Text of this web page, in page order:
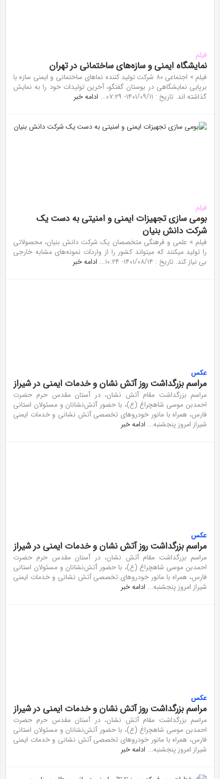
فیلم
نمایشگاه ایمنی و سازه‌های ساختمانی در تهران
فیلم » اجتماعی ۸۰ شرکت تولید کننده نما‌های ساختمانی و ایمنی سازه با
برپایی نمایشگاهی در بوستان گفتگو، آخرین تولیدات خود را به نمایش
گذاشته اند. تاریخ : ۱۴۰۱/۰۹/۱۱- ۰۷:۲۹...
ادامه خبر
فیلم
بومی سازی تجهیزات ایمنی و امنیتی به دست یک
شرکت دانش بنیان
فیلم » علمی و فرهنگی متخصصان یک شرکت دانش بنیان، محصولاتی
را تولید میکنند که میتواند کشور را از واردات نمونه‌های مشابه خارجی
بی نیاز کند. تاریخ : ۱۴۰۱/۰۸/۱۴- ۱۰:۲۴...
ادامه خبر
عکس
مراسم بزرگداشت روز آتش نشان و خدمات ایمنی در شیراز
مراسم بزرگداشت مقام آتش نشان، در آستان مقدس حرم حضرت
احمدبن موسی شاهچراغ (ع)، با حضور آتش‌نشانان و مسئولان استانی
فارس، همراه با مانور خودرو‌های تخصصی آتش نشانی و خدمات ایمنی
شیراز امروز پنجشنبه... ادامه خبر
عکس
مراسم بزرگداشت روز آتش نشان و خدمات ایمنی در شیراز
مراسم بزرگداشت مقام آتش نشان، در آستان مقدس حرم حضرت
احمدبن موسی شاهچراغ (ع)، با حضور آتش‌نشانان و مسئولان استانی
فارس، همراه با مانور خودرو‌های تخصصی آتش نشانی و خدمات ایمنی
شیراز امروز پنجشنبه... ادامه خبر
عکس
مراسم بزرگداشت روز آتش نشان و خدمات ایمنی در شیراز
مراسم بزرگداشت مقام آتش نشان، در آستان مقدس حرم حضرت
احمدبن موسی شاهچراغ (ع)، با حضور آتش‌نشانان و مسئولان استانی
فارس، همراه با مانور خودرو‌های تخصصی آتش نشانی و خدمات ایمنی
شیراز امروز پنجشنبه... ادامه خبر